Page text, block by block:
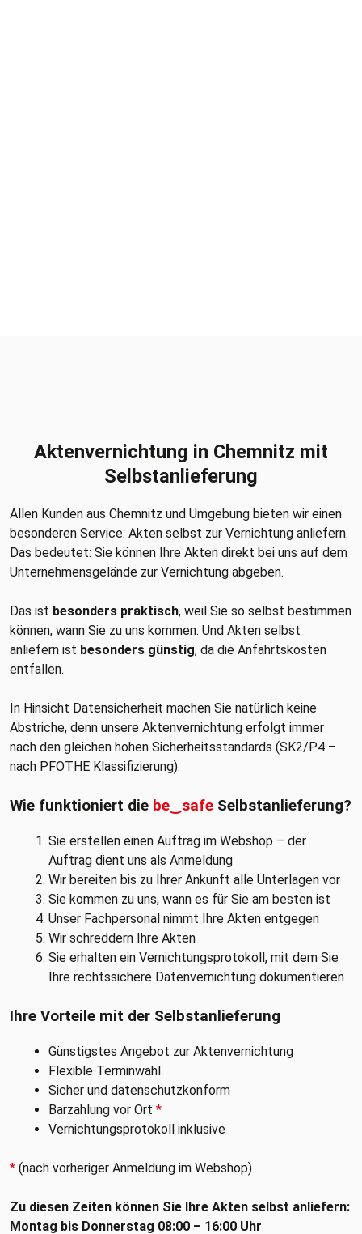
Aktenvernichtung in Chemnitz mit
Selbstanlieferung
Allen Kunden aus Chemnitz und Umgebung bieten wir einen
besonderen Service: Akten selbst zur Vernichtung anliefern.
Das bedeutet: Sie können Ihre Akten direkt bei uns auf dem
Unternehmensgelände zur Vernichtung abgeben.
Das ist besonders praktisch, weil Sie so selbst bestimmen
können, wann Sie zu uns kommen. Und Akten selbst
anliefern ist besonders günstig, da die Anfahrtskosten
entfallen.
In Hinsicht Datensicherheit machen Sie natürlich keine
Abstriche, denn unsere Aktenvernichtung erfolgt immer
nach den gleichen hohen Sicherheitsstandards (SK2/P4 –
nach PFOTHE Klassifizierung).
Wie funktioniert die be‿safe Selbstanlieferung?
Sie erstellen einen Auftrag im Webshop – der
Auftrag dient uns als Anmeldung
Wir bereiten bis zu Ihrer Ankunft alle Unterlagen vor
Sie kommen zu uns, wann es für Sie am besten ist
Unser Fachpersonal nimmt Ihre Akten entgegen
Wir schreddern Ihre Akten
Sie erhalten ein Vernichtungsprotokoll, mit dem Sie
Ihre rechtssichere Datenvernichtung dokumentieren
Ihre Vorteile mit der Selbstanlieferung
Günstigstes Angebot zur Aktenvernichtung
Flexible Terminwahl
Sicher und datenschutzkonform
Barzahlung vor Ort *
Vernichtungsprotokoll inklusive
* (nach vorheriger Anmeldung im Webshop)
Zu diesen Zeiten können Sie Ihre Akten selbst anliefern:
Montag bis Donnerstag 08:00 – 16:00 Uhr